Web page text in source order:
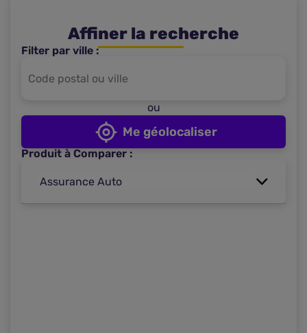
Affiner la recherche
Filter par ville :
ou
Me géolocaliser
Produit à Comparer :